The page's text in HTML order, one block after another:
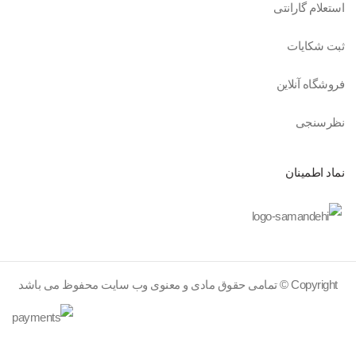
استعلام گارانتی
ثبت شکایات
فروشگاه آنلاین
نظرسنجی
نماد اطمینان
Copyright © تمامی حقوق مادی و معنوی وب سایت محفوظ می باشد